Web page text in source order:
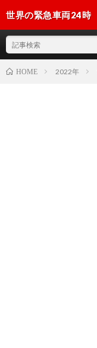
世界の緊急車両24時
HOME 2022年